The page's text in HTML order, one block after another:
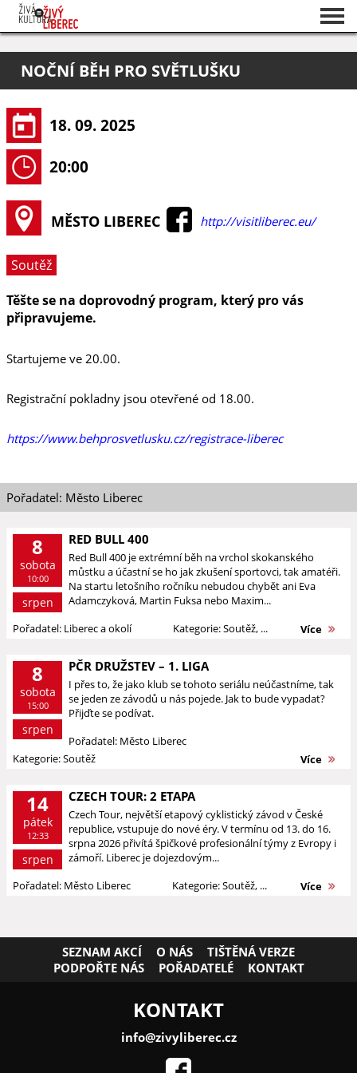
O projektu
Pořadatelé
NOČNÍ BĚH PRO SVĚTLUŠKU
18. 09. 2025
20:00
MĚSTO LIBEREC http://visitliberec.eu/
Soutěž
Těšte se na doprovodný program, který pro vás
připravujeme.
Startujeme ve 20.00.
Registrační pokladny jsou otevřené od 18.00.
https://www.behprosvetlusku.cz/registrace-liberec
Pořadatel: Město Liberec
8
sobota
10:00
srpen
RED BULL 400
Red Bull 400 je extrémní běh na vrchol skokanského
můstku a účastní se ho jak zkušení sportovci, tak amatéři.
Na startu letošního ročníku nebudou chybět ani Eva
Adamczyková, Martin Fuksa nebo Maxim...
Pořadatel: Liberec a okolí
Kategorie: Soutěž, ... Více
8
sobota
15:00
srpen
PČR DRUŽSTEV – 1. LIGA
I přes to, že jako klub se tohoto seriálu neúčastníme, tak
se jeden ze závodů u nás pojede. Jak to bude vypadat?
Přijďte se podívat.
Pořadatel: Město Liberec
Kategorie: Soutěž
Více
14
pátek
12:33
srpen
CZECH TOUR: 2 ETAPA
Czech Tour, největší etapový cyklistický závod v České
republice, vstupuje do nové éry. V termínu od 13. do 16.
srpna 2026 přivítá špičkové profesionální týmy z Evropy i
zámoří. Liberec je dojezdovým...
Pořadatel: Město Liberec
Kategorie: Soutěž, ... Více
SEZNAM AKCÍ O NÁS
TIŠTĚNÁ VERZE
PODPOŘTE NÁS
POŘADATELÉ KONTAKT
KONTAKT
info@zivyliberec.cz